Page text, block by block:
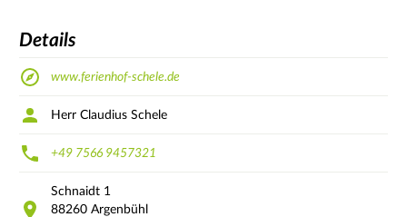
Details
www.ferienhof-schele.de
Herr Claudius Schele
+49 7566 9457321
Schnaidt 1
88260 Argenbühl